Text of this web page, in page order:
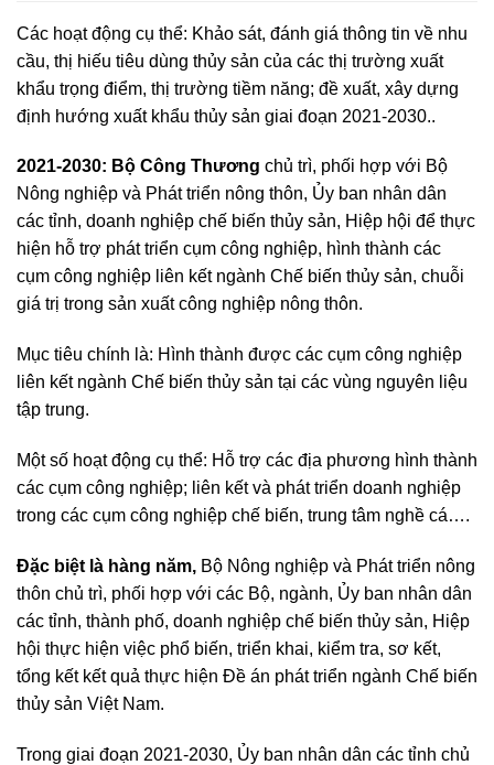
Các hoạt động cụ thể: Khảo sát, đánh giá thông tin về nhu
cầu, thị hiếu tiêu dùng thủy sản của các thị trường xuất
khẩu trọng điểm, thị trường tiềm năng; đề xuất, xây dựng
định hướng xuất khẩu thủy sản giai đoạn 2021-2030..
2021-2030: Bộ Công Thương chủ trì, phối hợp với Bộ
Nông nghiệp và Phát triển nông thôn, Ủy ban nhân dân
các tỉnh, doanh nghiệp chế biến thủy sản, Hiệp hội để thực
hiện hỗ trợ phát triển cụm công nghiệp, hình thành các
cụm công nghiệp liên kết ngành Chế biến thủy sản, chuỗi
giá trị trong sản xuất công nghiệp nông thôn.
Mục tiêu chính là: Hình thành được các cụm công nghiệp
liên kết ngành Chế biến thủy sản tại các vùng nguyên liệu
tập trung.
Một số hoạt động cụ thể: Hỗ trợ các địa phương hình thành
các cụm công nghiệp; liên kết và phát triển doanh nghiệp
trong các cụm công nghiệp chế biến, trung tâm nghề cá….
Đặc biệt là hàng năm, Bộ Nông nghiệp và Phát triển nông
thôn chủ trì, phối hợp với các Bộ, ngành, Ủy ban nhân dân
các tỉnh, thành phố, doanh nghiệp chế biến thủy sản, Hiệp
hội thực hiện việc phổ biến, triển khai, kiểm tra, sơ kết,
tổng kết kết quả thực hiện Đề án phát triển ngành Chế biến
thủy sản Việt Nam.
Trong giai đoạn 2021-2030, Ủy ban nhân dân các tỉnh chủ